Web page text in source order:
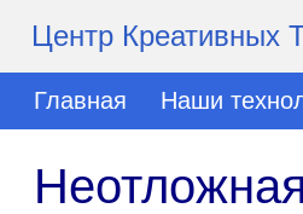
Центр Креативных
Главная Наши